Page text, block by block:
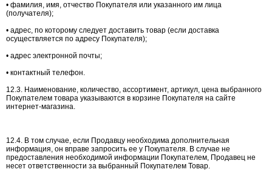
• фамилия, имя, отчество Покупателя или указанного им лица
(получателя);
• адрес, по которому следует доставить товар (если доставка
осуществляется по адресу Покупателя);
• адрес электронной почты;
• контактный телефон.
12.3. Наименование, количество, ассортимент, артикул, цена выбранного
Покупателем товара указываются в корзине Покупателя на сайте
интернет-магазина.
12.4. В том случае, если Продавцу необходима дополнительная
информация, он вправе запросить ее у Покупателя. В случае не
предоставления необходимой информации Покупателем, Продавец не
несет ответственности за выбранный Покупателем Товар.